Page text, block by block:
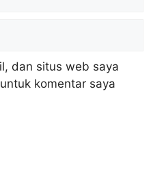
dan situs web saya
komentar saya